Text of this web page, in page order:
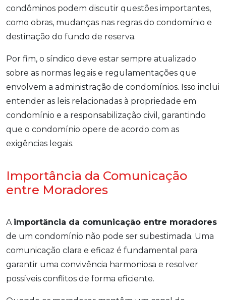
condôminos podem discutir questões importantes,
como obras, mudanças nas regras do condomínio e
destinação do fundo de reserva.
Por fim, o síndico deve estar sempre atualizado
sobre as normas legais e regulamentações que
envolvem a administração de condomínios. Isso inclui
entender as leis relacionadas à propriedade em
condomínio e a responsabilização civil, garantindo
que o condomínio opere de acordo com as
exigências legais.
Importância da Comunicação
entre Moradores
A importância da comunicação entre moradores
de um condomínio não pode ser subestimada. Uma
comunicação clara e eficaz é fundamental para
garantir uma convivência harmoniosa e resolver
possíveis conflitos de forma eficiente.